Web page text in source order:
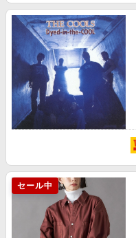
セール中